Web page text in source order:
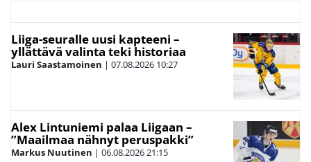
Liiga-seuralle uusi kapteeni –
yllättävä valinta teki historiaa
Lauri Saastamoinen | 07.08.2026 10:27
Alex Lintuniemi palaa Liigaan –
”Maailmaa nähnyt peruspakki”
Markus Nuutinen | 06.08.202621:15